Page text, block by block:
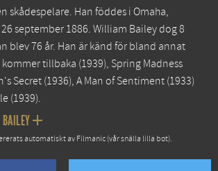
skådespelare. Han föddes i Omaha,
26 september 1886. William Bailey dog 8
blev 76 år. Han är känd för bland annat
kommer tillbaka (1939), Spring Madness
Secret (1936), A Man of Sentiment (1933)
(1939).
BAILEY
automatiskt av Filmanic (vår snälla lilla bot).